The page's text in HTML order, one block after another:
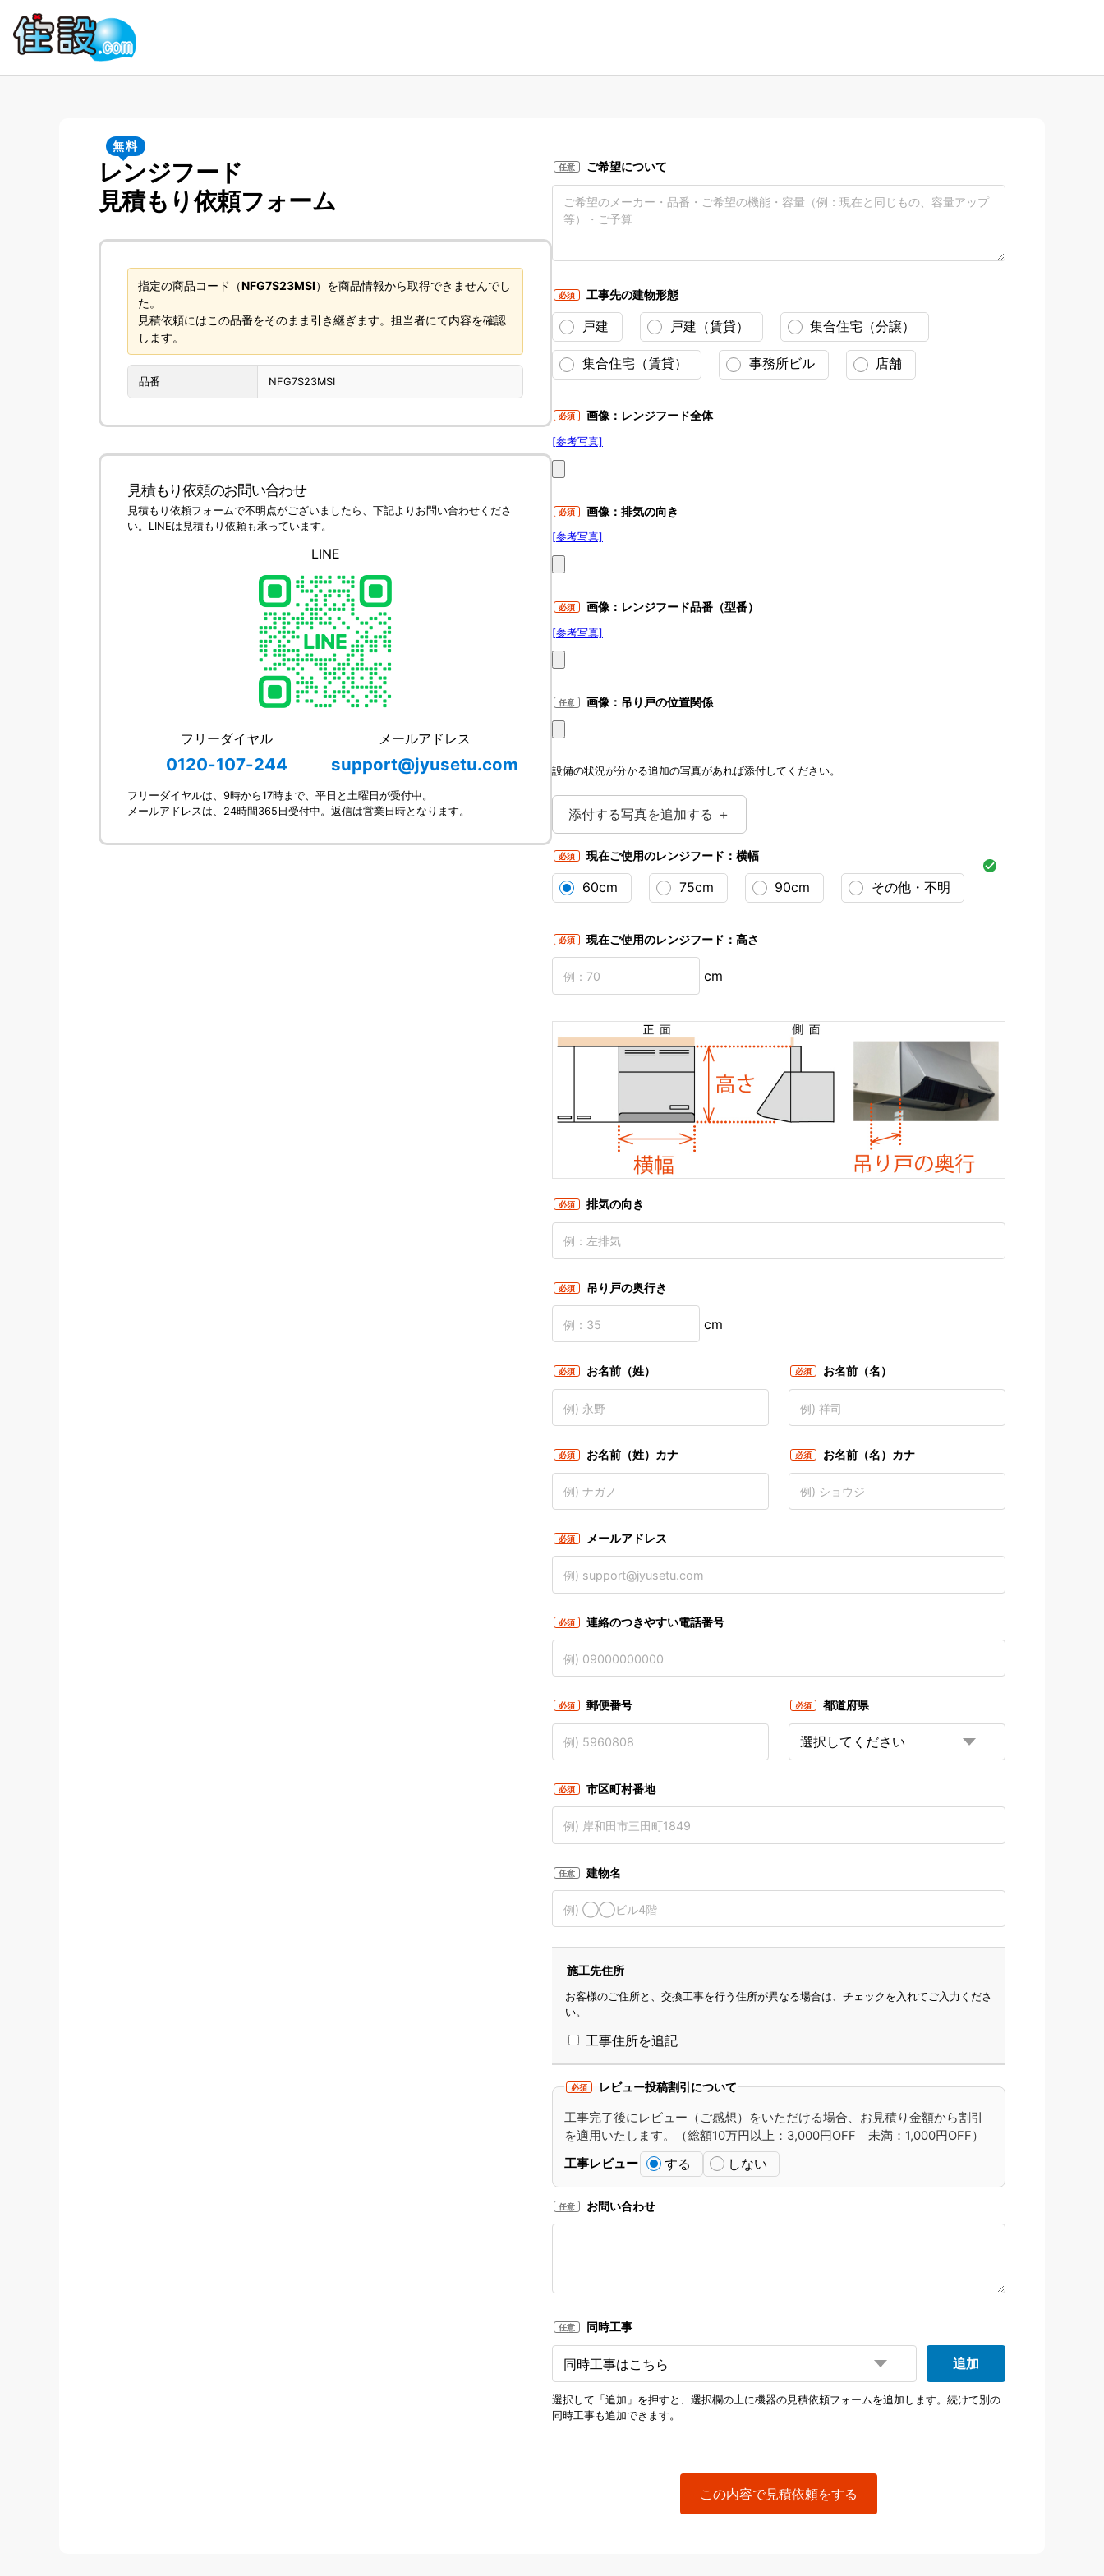
無料
レンジフード
見積もり依頼フォーム
指定の商品コード（NFG7S23MSI）を商品情報から取得できませんでし
た。
見積依頼にはこの品番をそのまま引き継ぎます。担当者にて内容を確認
します。
品番 NFG7S23MSI
見積もり依頼のお問い合わせ
見積もり依頼フォームで不明点がございましたら、下記よりお問い合わせくださ
い。LINEは見積もり依頼も承っています。
LINE
フリーダイヤル
0120-107-244
メールアドレス
support@jyusetu.com
フリーダイヤルは、9時から17時まで、平日と土曜日が受付中。
メールアドレスは、24時間365日受付中。返信は営業日時となります。
任意 ご希望について
必須 工事先の建物形態
戸建 戸建（賃貸） 集合住宅（分譲）
集合住宅（賃貸） 事務所ビル 店舗
必須 画像：レンジフード全体
[参考写真]
必須 画像：排気の向き
[参考写真]
必須 画像：レンジフード品番（型番）
[参考写真]
画像：レンジフード品番（型番）
レンジフードのメーカー名・品番（型番）が分かるように撮影してください。
任意 画像：吊り戸の位置関係
設備の状況が分かる追加の写真があれば添付してください。
添付する写真を追加する ＋
必須 現在ご使用のレンジフード：横幅
60cm 75cm 90cm その他・不明
必須 現在ご使用のレンジフード：高さ
cm
必須 排気の向き
必須 吊り戸の奥行き
cm
必須 お名前（姓） 必須 お名前（名）
必須 お名前（姓）カナ 必須 お名前（名）カナ
必須 メールアドレス
必須 連絡のつきやすい電話番号
必須 郵便番号 必須 都道府県
必須 市区町村番地
任意 建物名
施工先住所
お客様のご住所と、交換工事を行う住所が異なる場合は、チェックを入れてご入力くださ
い。
工事住所を追記
必須 レビュー投稿割引について
工事完了後にレビュー（ご感想）をいただける場合、お見積り金額から割引
を適用いたします。（総額10万円以上：3,000円OFF 未満：1,000円OFF）
工事レビュー する しない
任意 お問い合わせ
任意 同時工事
追加
選択して「追加」を押すと、選択欄の上に機器の見積依頼フォームを追加します。続けて別の
同時工事も追加できます。
この内容で見積依頼をする